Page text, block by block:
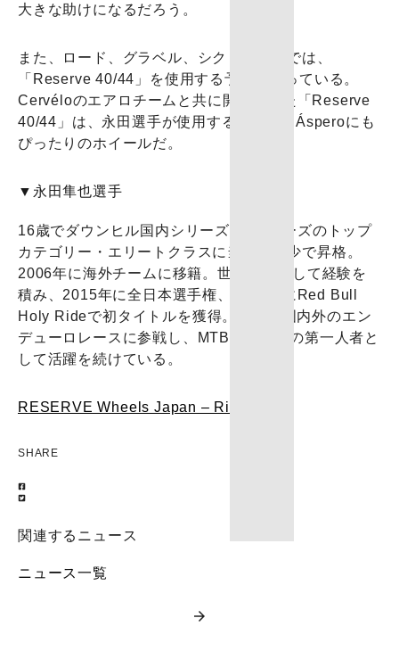
大きな助けになるだろう。
また、ロード、グラベル、シクロクロスでは、
「Reserve 40/44」を使用する予定となっている。
Cervéloのエアロチームと共に開発された「Reserve
40/44」は、永田選手が使用するCervélo Ásperoにも
ぴったりのホイールだ。
▼永田隼也選手
16歳でダウンヒル国内シリーズ戦Jシリーズのトップ
カテゴリー・エリートクラスに当時最年少で昇格。
2006年に海外チームに移籍。世界を転戦して経験を
積み、2015年に全日本選手権、2016年にRed Bull
Holy Rideで初タイトルを獲得。現在は国内外のエン
デューロレースに参戦し、MTBライダーの第一人者と
して活躍を続けている。
RESERVE Wheels Japan – Riders
SHARE
関連するニュース
ニュース一覧